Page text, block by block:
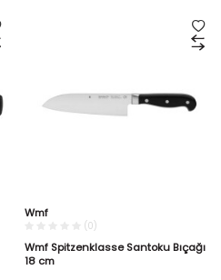
Wmf
(0)
Wmf Spitzenklasse Santoku Bıçağı
18 cm